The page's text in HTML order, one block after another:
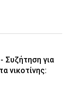
Συζήτηση για
νικοτίνης: